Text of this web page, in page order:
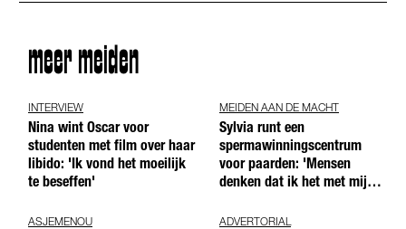
meer meiden
INTERVIEW
Nina wint Oscar voor
studenten met film over haar
libido: 'Ik vond het moeilijk
te beseffen'
MEIDEN AAN DE MACHT
Sylvia runt een
spermawinningscentrum
voor paarden: 'Mensen
denken dat ik het met mijn
ASJEMENOU ADVERTORIAL